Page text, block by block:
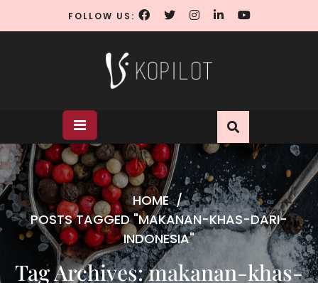
FOLLOW US:
HOME/
POSTS TAGGED "MAKANAN-KHAS-DARI-
INDONESIA"
Tag Archives: makanan-khas-